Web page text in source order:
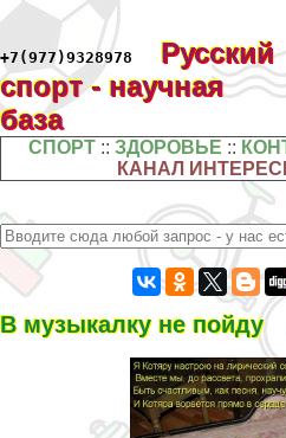
+7(977)9328978
Русский
спорт - научная
база
СПОРТ ::ЗДОРОВЬЕ ::
КАНАЛ
В музыкалку не пойду